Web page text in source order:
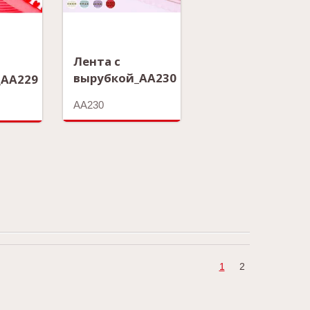
Лента с
вырубкой_AA230
AA230
1 2